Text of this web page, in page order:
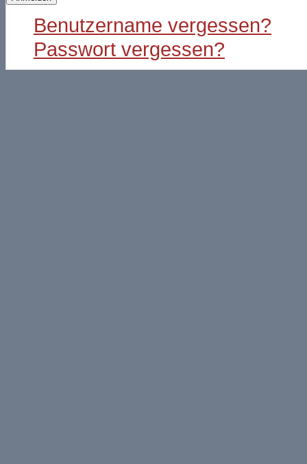
Benutzername vergessen?
Passwort vergessen?